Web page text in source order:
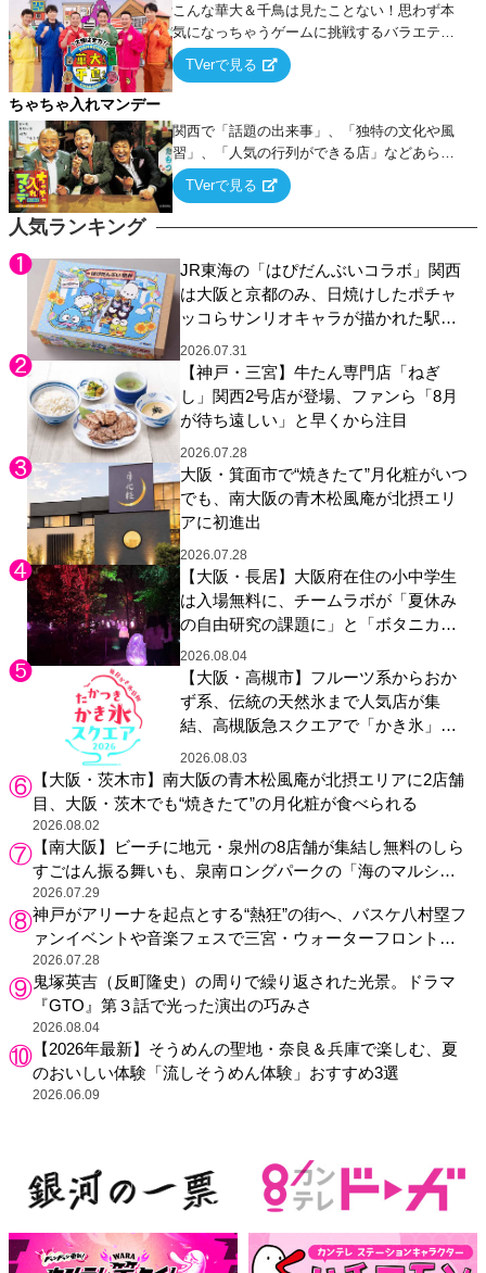
人気ランキング
JR東海の「はぴだんぶいコラボ」関西
は大阪と京都のみ、日焼けしたポチャ
ッコらサンリオキャラが描かれた駅弁
やグッズが登場
2026.07.31
【神戸・三宮】牛たん専門店「ねぎ
し」関西2号店が登場、ファンら「8月
が待ち遠しい」と早くから注目
2026.07.28
大阪・箕面市で“焼きたて”月化粧がいつ
でも、南大阪の青木松風庵が北摂エリ
アに初進出
2026.07.28
【大阪・長居】大阪府在住の小中学生
は入場無料に、チームラボが「夏休み
の自由研究の課題に」と「ボタニカル
ガーデン 大阪」へ招待
2026.08.04
【大阪・高槻市】フルーツ系からおか
ず系、伝統の天然氷まで人気店が集
結、高槻阪急スクエアで「かき氷」祭
り
2026.08.03
【大阪・茨木市】南大阪の青木松風庵が北摂エリアに2店舗
目、大阪・茨木でも“焼きたて”の月化粧が食べられる
2026.08.02
【南大阪】ビーチに地元・泉州の8店舗が集結し無料のしら
すごはん振る舞いも、泉南ロングパークの「海のマルシ
ェ」がリニューアル！
2026.07.29
神戸がアリーナを起点とする“熱狂”の街へ、バスケ八村塁フ
ァンイベントや音楽フェスで三宮・ウォーターフロントを
活性化
2026.07.28
鬼塚英吉（反町隆史）の周りで繰り返された光景。ドラマ
『GTO』第３話で光った演出の巧みさ
2026.08.04
【2026年最新】そうめんの聖地・奈良＆兵庫で楽しむ、夏
のおいしい体験「流しそうめん体験」おすすめ3選
2026.06.09
こんな華大＆千鳥は見たことない！思わず本
気になっちゃうゲームに挑戦するバラエティ
ー！
TVerで見る
ちゃちゃ入れマンデー
関西で「話題の出来事」、「独特の文化や風
習」、「人気の行列ができる店」などあらゆ
るテーマについて好き放題にちゃちゃを入れ
ていく関西色を前面に押し出したトークバラ
TVerで見る